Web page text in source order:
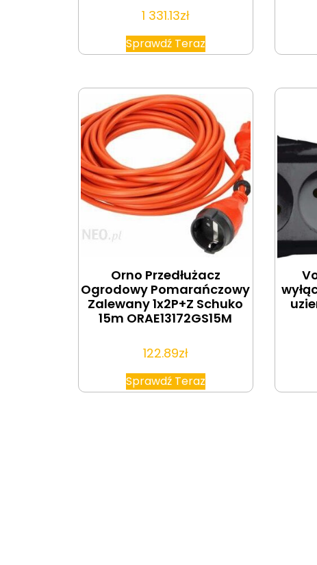
1 331.13zł
Sprawdź Teraz
Orno Przedłużacz
Ogrodowy Pomarańczowy
Zalewany 1x2P+Z Schuko
15m ORAE13172GS15M
122.89zł
Sprawdź Teraz